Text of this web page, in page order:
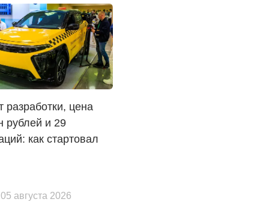
разработки, цена
рублей и 29
как стартовал
августа 2026